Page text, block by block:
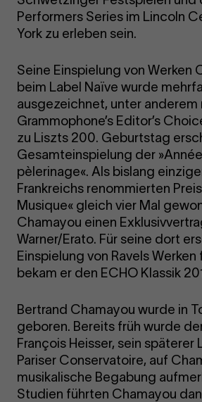
Performers Series im Lincoln
York zu erleben sein.
Seine Einspielung von Werken
beim Label Naïve wurde
ausgezeichnet, unter anderem
Grammophone’s Editor’s
zu Liszts 200. Geburtstag
Gesamteinspielung der
pèlerinage«. Als bislang
Frankreichs renommierten
Musique« gleich vier Mal
Chamayou einen
Warner/Erato. Für seine dort
Einspielung von Ravels Werken
bekam er den ECHO Klassik
Bertrand Chamayou wurde in
geboren. Bereits früh wurde
François Heisser, sein späterer
Pariser Conservatoire, auf
musikalische Begabung
Studien führten Chamayou